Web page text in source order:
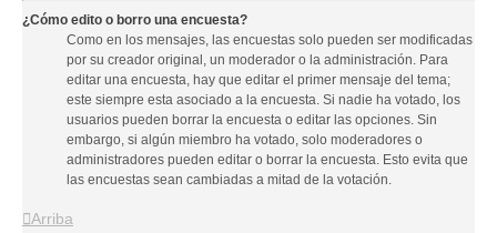
¿Cómo edito o borro una encuesta?
Como en los mensajes, las encuestas solo pueden ser modificadas
por su creador original, un moderador o la administración. Para
editar una encuesta, hay que editar el primer mensaje del tema;
este siempre esta asociado a la encuesta. Si nadie ha votado, los
usuarios pueden borrar la encuesta o editar las opciones. Sin
embargo, si algún miembro ha votado, solo moderadores o
administradores pueden editar o borrar la encuesta. Esto evita que
las encuestas sean cambiadas a mitad de la votación.
Arriba